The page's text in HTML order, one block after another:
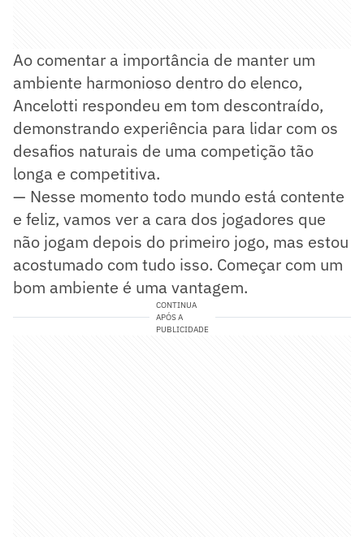
Ao comentar a importância de manter um
ambiente harmonioso dentro do elenco,
Ancelotti respondeu em tom descontraído,
demonstrando experiência para lidar com os
desafios naturais de uma competição tão
longa e competitiva.
— Nesse momento todo mundo está contente
e feliz, vamos ver a cara dos jogadores que
não jogam depois do primeiro jogo, mas estou
acostumado com tudo isso. Começar com um
bom ambiente é uma vantagem.
CONTINUA
APÓS A
PUBLICIDADE